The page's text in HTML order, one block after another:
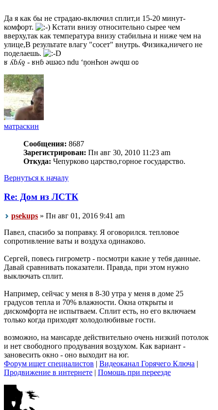
Да я как бы не страдаю-включил сплит,и 15-20 минут-
комфорт.
Кстати внизу относительно сырее чем
вверху,так как температура внизу стабильна и ниже чем на
улице,В результате влагу "сосет" внутрь. Физика,ничего не
поделаешь.
ʁ ʎɓʎƍ - ʁнɓ ǝɯǝʚɔ ndu ‘ņонҺон ǝwqɯ оʚ
матраскин
Сообщения: 8687
Зарегистрирован: Пн авг 30, 2010 11:23 am
Откуда: Чепурково царство,горное государство.
Вернуться к началу
Re: Дом из ЛСТК
psekups » Пн авг 01, 2016 9:41 am
Павел, спасибо за поправку. Я оговорился. тепловое
сопротивление ваты и воздуха одинаково.
Сергей, повесь гигрометр - посмотри какие у тебя данные.
Давай сравнивать показатели. Правда, при этом нужно
выключать сплит.
Например, сейчас у меня в 8-30 утра у меня в доме 25
градусов тепла и 70% влажности. Окна открыты и
дискомфорта не испытваем. Сплит есть, но его включаем
только когда приходят холодолюбивые гости.
возможно, на мансарде действительно очень низкий потолок
и нет свободного продувания воздухом. Как вариант -
зановесить окно - оно выходит на юг.
Форум ищет специалистов | Видеоканал Горячего Ключа |
Продвижение в интернете | Помощь при переезде